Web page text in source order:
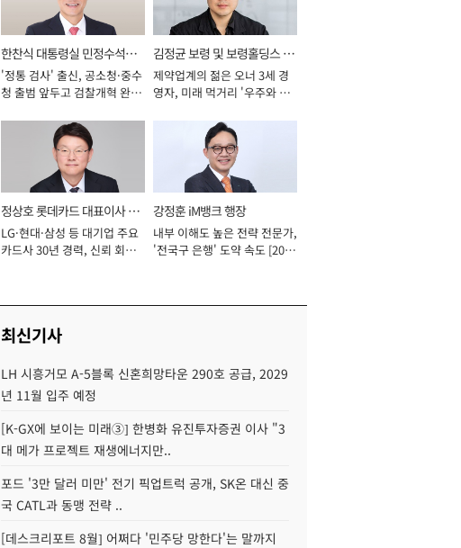
한찬식 대통령실 민정수석비
서관
'정통 검사' 출신, 공소청·중수
청 출범 앞두고 검찰개혁 완수
김정균 보령 및 보령홀딩스 대
표이사 사장
제약업계의 젊은 오너 3세 경
영자, 미래 먹거리 '우주와 헬
정상호 롯데카드 대표이사 사
장
LG·현대·삼성 등 대기업 주요
카드사 30년 경력, 신뢰 회복
강정훈 iM뱅크 행장
내부 이해도 높은 전략 전문가,
'전국구 은행' 도약 속도 [2026
최신기사
LH 시흥거모 A-5블록 신혼희망타운 290호 공급, 2029
년 11월 입주 예정
[K-GX에 보이는 미래③] 한병화 유진투자증권 이사 "3
대 메가 프로젝트 재생에너지만..
포드 '3만 달러 미만' 전기 픽업트럭 공개, SK온 대신 중
국 CATL과 동맹 전략 ..
[데스크리포트 8월] 어쩌다 '민주당 망한다'는 말까지